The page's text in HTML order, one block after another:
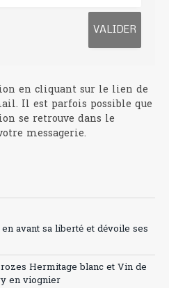
en cliquant sur le lien de
Il est parfois possible que
se retrouve dans le
messagerie.
avant sa liberté et dévoile ses
Hermitage blanc et Vin de
en viognier